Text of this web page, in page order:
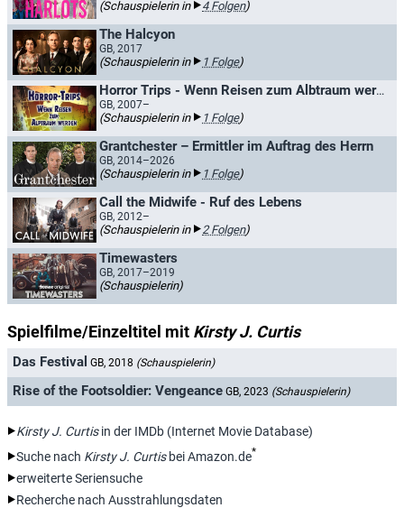
(Schauspielerin in 4 Folgen)
The Halcyon
GB, 2017
(Schauspielerin in 1 Folge)
Horror Trips - Wenn Reisen zum Albtraum werden
GB, 2007–
(Schauspielerin in 1 Folge)
Grantchester – Ermittler im Auftrag des Herrn
GB, 2014–2026
(Schauspielerin in 1 Folge)
Call the Midwife - Ruf des Lebens
GB, 2012–
(Schauspielerin in 2 Folgen)
Timewasters
GB, 2017–2019
(Schauspielerin)
Spielfilme/Einzeltitel mit Kirsty J. Curtis
Das Festival GB, 2018 (Schauspielerin)
Rise of the Footsoldier: Vengeance GB, 2023 (Schauspielerin)
Kirsty J. Curtisin der IMDb (Internet Movie Database)
Suche nach Kirsty J. Curtisbei Amazon.de*
erweiterte Seriensuche
Recherche nach Ausstrahlungsdaten